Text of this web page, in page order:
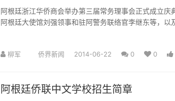
阿根廷浙江华侨商会举办第三届常务理事会正式成立
阿根廷大使馆刘强领事和驻阿警务联络官李继东等，以
柳军 侨界新闻 2014-06-22 0 0
阿根廷侨联中文学校招生简章